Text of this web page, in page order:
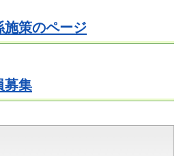
施策のページ
募集